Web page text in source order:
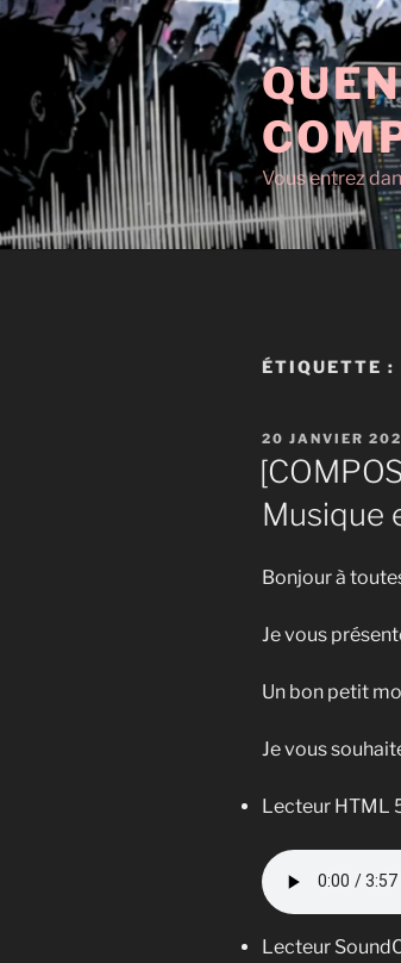
Aller
contenu
principal
Vous entrez
ÉTIQUETTE :
PUBLIÉ
LE
20 JANVIER
Musique
Bonjour à
Je vous
Un bon petit
Je vous
Lecteur HTML
Lecteur